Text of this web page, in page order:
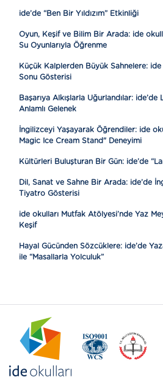
ide’de “Ben Bir Yıldızım” Etkinliği
Oyun, Keşif ve Bilim Bir Arada: ide
Su Oyunlarıyla Öğrenme
Küçük Kalplerden Büyük Sahnelere: ide
Sonu Gösterisi
Başarıya Alkışlarla Uğurlandılar: ide’de
Anlamlı Gelenek
İngilizceyi Yaşayarak Öğrendiler: ide
Magic Ice Cream Stand" Deneyimi
Kültürleri Buluşturan Bir Gün: ide’de
Dil, Sanat ve Sahne Bir Arada: ide’de
Tiyatro Gösterisi
ide okulları Mutfak Atölyesi’nde Yaz
Keşif
Hayal Gücünden Sözcüklere: ide’de
ile “Masallarla Yolculuk”